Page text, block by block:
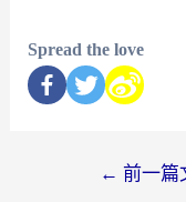
Spread the love
← 前一篇